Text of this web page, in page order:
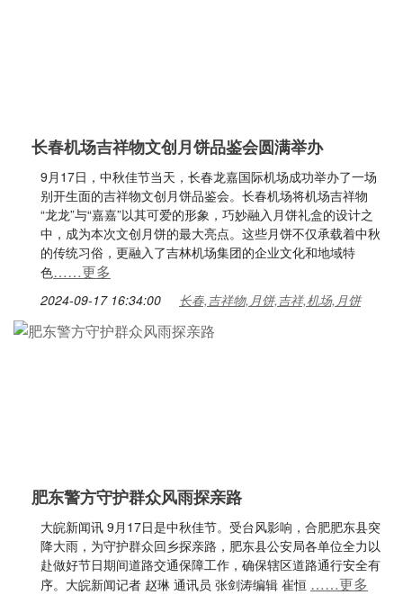
长春机场吉祥物文创月饼品鉴会圆满举办
9月17日，中秋佳节当天，长春龙嘉国际机场成功举办了一场
别开生面的吉祥物文创月饼品鉴会。长春机场将机场吉祥物
“龙龙”与“嘉嘉”以其可爱的形象，巧妙融入月饼礼盒的设计之
中，成为本次文创月饼的最大亮点。这些月饼不仅承载着中秋
的传统习俗，更融入了吉林机场集团的企业文化和地域特
色……更多
2024-09-17 16:34:00 长春,吉祥物,月饼,吉祥,机场,月饼
肥东警方守护群众风雨探亲路
大皖新闻讯 9月17日是中秋佳节。受台风影响，合肥肥东县突
降大雨，为守护群众回乡探亲路，肥东县公安局各单位全力以
赴做好节日期间道路交通保障工作，确保辖区道路通行安全有
序。大皖新闻记者 赵琳 通讯员 张剑涛编辑 崔恒 ……更多